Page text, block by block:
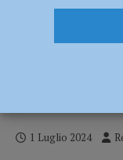
FOTOGRAFICO
Tour de
1 Luglio 2024